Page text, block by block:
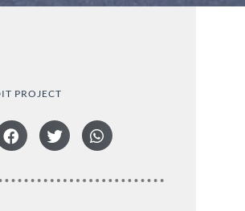
PROJECT